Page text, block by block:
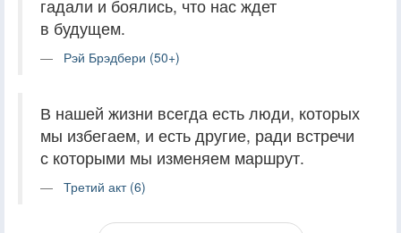
гадали и боялись, что нас ждет
в будущем.
Рэй Брэдбери (50+)
В нашей жизни всегда есть люди, которых
мы избегаем, и есть другие, ради встречи
с которыми мы изменяем маршрут.
Третий акт (6)